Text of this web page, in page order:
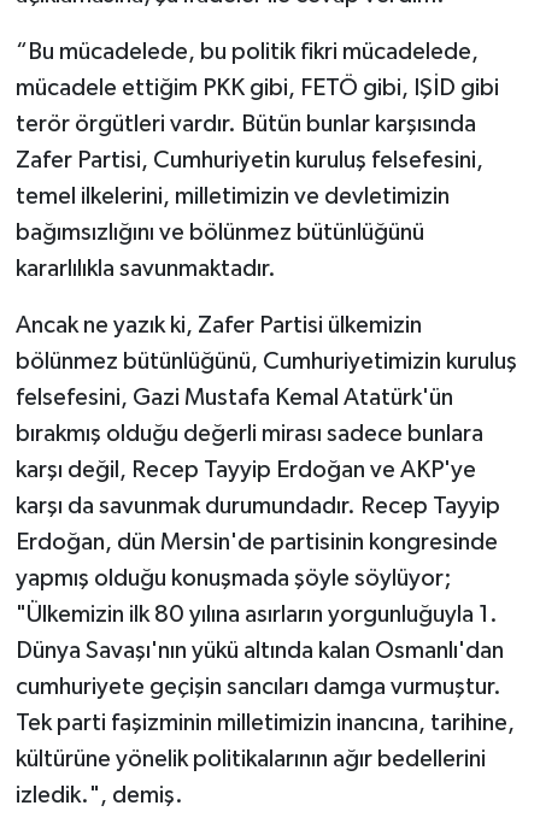
“Bu mücadelede, bu politik fikri mücadelede,
mücadele ettiğim PKK gibi, FETÖ gibi, IŞİD gibi
terör örgütleri vardır. Bütün bunlar karşısında
Zafer Partisi, Cumhuriyetin kuruluş felsefesini,
temel ilkelerini, milletimizin ve devletimizin
bağımsızlığını ve bölünmez bütünlüğünü
kararlılıkla savunmaktadır.
Ancak ne yazık ki, Zafer Partisi ülkemizin
bölünmez bütünlüğünü, Cumhuriyetimizin kuruluş
felsefesini, Gazi Mustafa Kemal Atatürk'ün
bırakmış olduğu değerli mirası sadece bunlara
karşı değil, Recep Tayyip Erdoğan ve AKP'ye
karşı da savunmak durumundadır. Recep Tayyip
Erdoğan, dün Mersin'de partisinin kongresinde
yapmış olduğu konuşmada şöyle söylüyor;
"Ülkemizin ilk 80 yılına asırların yorgunluğuyla 1.
Dünya Savaşı'nın yükü altında kalan Osmanlı'dan
cumhuriyete geçişin sancıları damga vurmuştur.
Tek parti faşizminin milletimizin inancına, tarihine,
kültürüne yönelik politikalarının ağır bedellerini
izledik.", demiş.